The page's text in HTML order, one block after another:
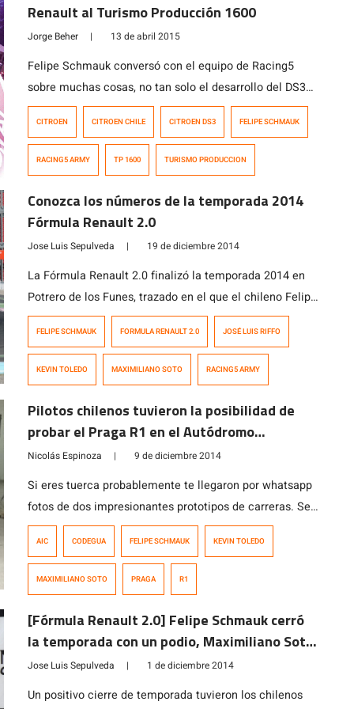
Renault al Turismo Producción 1600
Jorge Beher | 13 de abril 2015
Felipe Schmauk conversó con el equipo de Racing5
sobre muchas cosas, no tan solo el desarrollo del DS3
TP1600, sino de sus expectativas con la categoría, el
CITROEN CITROEN CHILE CITROEN DS3 FELIPE SCHMAUK
RACING5 ARMY TP 1600 TURISMO PRODUCCION
Conozca los números de la temporada 2014
Fórmula Renault 2.0
Jose Luis Sepulveda | 19 de diciembre 2014
La Fórmula Renault 2.0 finalizó la temporada 2014 en
Potrero de los Funes, trazado en el que el chileno Felipe
Schmauk (Litoral Group), miembro de Racing5 Army,
coronó campeón, merced a una impresionante segunda
mitad de […]
FELIPE SCHMAUK FORMULA RENAULT 2.0 JOSÉ LUIS RIFFO
KEVIN TOLEDO MAXIMILIANO SOTO RACING5 ARMY
Pilotos chilenos tuvieron la posibilidad de
probar el Praga R1 en el Autódromo
Internacional de Codegua
Nicolás Espinoza | 9 de diciembre 2014
Si eres tuerca probablemente te llegaron por whatsapp
fotos de dos impresionantes prototipos de carreras. Se
trata de los Praga R1 que hicieron su paso por Chile
entre ellos el piloto del Racing5 Army Felipe Schmauk
quien se ve […]
AIC CODEGUA FELIPE SCHMAUK KEVIN TOLEDO
MAXIMILIANO SOTO PRAGA R1
[Fórmula Renault 2.0] Felipe Schmauk cerró
la temporada con un podio, Maximiliano Soto
en los puntos
Jose Luis Sepulveda | 1 de diciembre 2014
Un positivo cierre de temporada tuvieron los chilenos